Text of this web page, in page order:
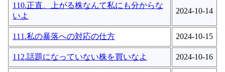
110.正直、上がる株なんて私にも分からな
いよ
2024-10-14
111.私の暴落への対応の仕方 2024-10-15
112.話題になっていない株を買いなよ 2024-10-16